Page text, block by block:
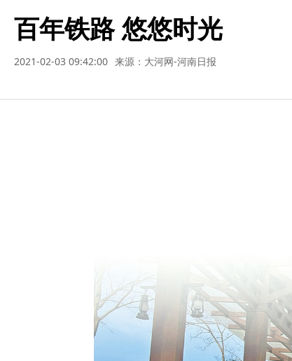
百年铁路 悠悠时光
2021-02-03 09:42:00 来源：大河网-河南日报